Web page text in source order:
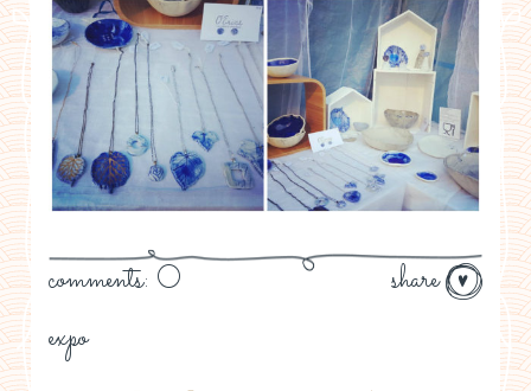
share
comments: 0
expo